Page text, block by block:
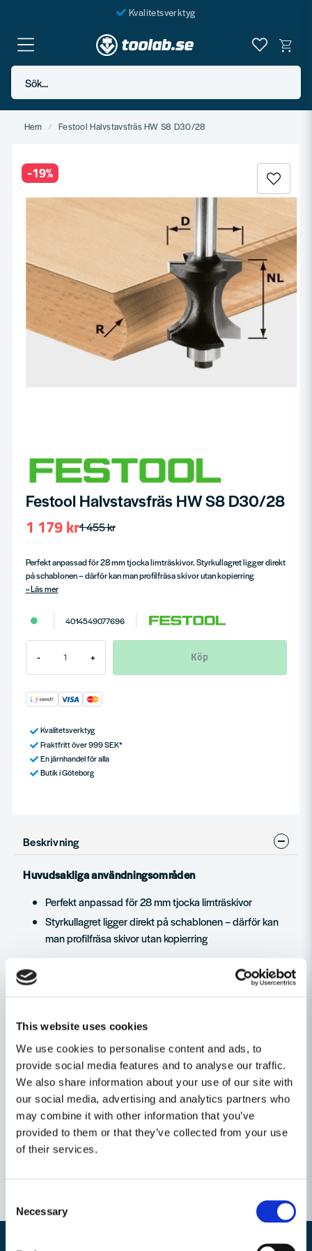
This website uses cookies
We use cookies to personalise content and ads, to
provide social media features and to analyse our traffic.
We also share information about your use of our site with
our social media, advertising and analytics partners who
may combine it with other information that you’ve
provided to them or that they’ve collected from your use
of their services.
Selection
Necessary
Kvalitetsverktyg
Fraktfritt över 999 SEK*
En järnhandel för alla
Sök...
Hem Festool Halvstavsfräs HW S8 D30/28
-19%
Festool Halvstavsfräs HW S8 D30/28
1 455 kr
1 179 kr
Perfekt anpassad för 28 mm tjocka limträskivor. Styrkullagret ligger direkt
på schablonen – därför kan man profilfräsa skivor utan kopierring
Läs mer
4014549077696
- + Köp
Kvalitetsverktyg
Fraktfritt över 999 SEK*
En järnhandel för alla
Butik i Göteborg
Beskrivning
Huvudsakliga användningsområden
Perfekt anpassad för 28 mm tjocka limträskivor
Styrkullagret ligger direkt på schablonen – därför kan
man profilfräsa skivor utan kopierring
SB-förpackat
Festool-verktyg.--> Mer information
Ställ en produktfråga
question
Fråga oss något om denna produkten...
emailMejladress
Relaterade kategorier